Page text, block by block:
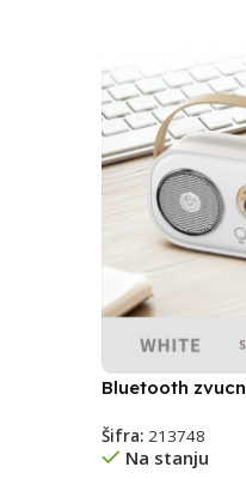
Bluetooth
Šifra: 213748
Na stanju